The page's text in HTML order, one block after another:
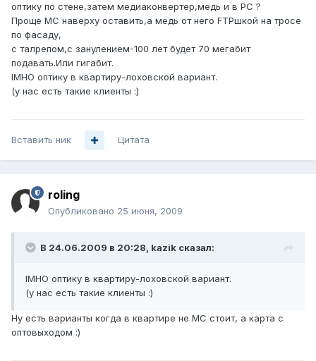
оптику по стене,затем медиаконвертер,медь и в PC ?
Проще MC наверху оставить,а медь от него FTPшкой на тросе
по фасаду,
с талрепом,с занулением-100 лет будет 70 мегабит
подавать.Или гигабит.
IMHO оптику в квартиру-лоховской вариант.
(у нас есть такие клиенты :)
Вставить ник Цитата
roling
Опубликовано 25 июня, 2009
В 24.06.2009 в 20:28, kazik сказал:
IMHO оптику в квартиру-лоховской вариант.
(у нас есть такие клиенты :)
Ну есть варианты когда в квартире не МС стоит, а карта с
оптовыходом :)